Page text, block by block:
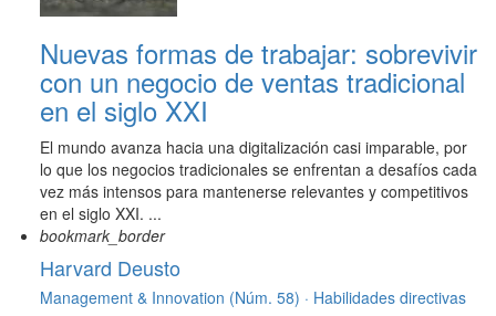
Nuevas formas de trabajar: sobrevivir
con un negocio de ventas tradicional
en el siglo XXI
El mundo avanza hacia una digitalización casi imparable, por
lo que los negocios tradicionales se enfrentan a desafíos cada
vez más intensos para mantenerse relevantes y competitivos
en el siglo XXI. ...
bookmark_border
Harvard Deusto
Management & Innovation (Núm. 58) · Habilidades directivas